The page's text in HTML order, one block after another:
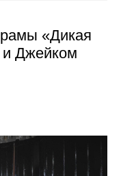
«Дикая
и Джейком